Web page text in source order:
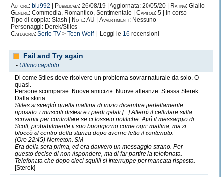
Autore: blu992 Pubblicata: 26/08/19 | Aggiornata: 20/05/20 | Rating: Giallo
Genere: Commedia, Romantico, Sentimentale | Capitoli: 5 | In corso
Tipo di coppia: Slash |
Note:AU | Avvertimenti: Nessuno
Personaggi: Derek/Stiles
Categoria: Serie TV > Teen Wolf| Leggi le 16 recensioni
Fail and Try again
- Ultimo capitolo
Di come Stiles deve risolvere un problema sovrannaturale da solo. O
quasi.
Persone scomparse. Nuove amicizie. Nuove alleanze. Stessa Sterek.
Dalla storia:
Stiles si svegliò quella mattina di inizio dicembre perfettamente
riposato, i muscoli distesi e i piedi gelati [...] Afferrò il cellulare sulla
scrivania per controllare se ci fossero notifiche. Aprì il messaggio di
Scott, probabilmente il suo buongiorno come ogni mattina, ma si
bloccò al centro della stanza dopo averne letto il contenuto.
(Ore 22:45) Nemeton. SM
Era della sera prima, ed era davvero un messaggio strano. Per
questo decise di non rispondere, ma di far partire la telefonata.
Telefonata che dopo dieci squilli si interruppe per mancata risposta.
[Sterek]